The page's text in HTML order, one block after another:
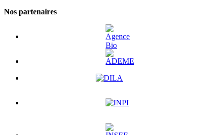
Nos partenaires